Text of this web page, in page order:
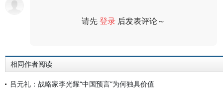
请先登录 后发表评论～
相同作者阅读
吕元礼：战略家李光耀“中国预言”为何独具价值